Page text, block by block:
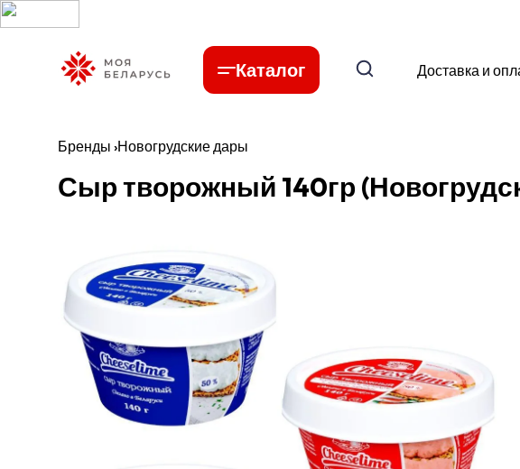
Каталог Доставка и
Бренды ›Новогрудские дары
Сыр творожный 140гр